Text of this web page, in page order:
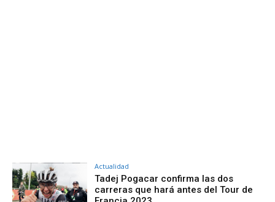
Actualidad
Tadej Pogacar confirma las dos
carreras que hará antes del Tour de